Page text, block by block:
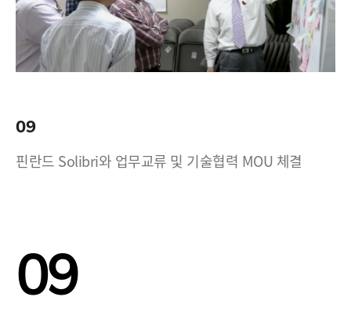
09
핀란드 Solibri와 업무교류 및 기술협력 MOU 체결
09